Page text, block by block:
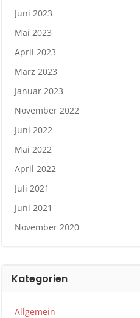
Juni 2023
Mai 2023
April 2023
März 2023
Januar 2023
November 2022
Juni 2022
Mai 2022
April 2022
Juli 2021
Juni 2021
November 2020
Kategorien
Allgemein